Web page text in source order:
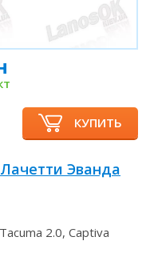
КУПИТЬ
Эванда
2.0, Captiva